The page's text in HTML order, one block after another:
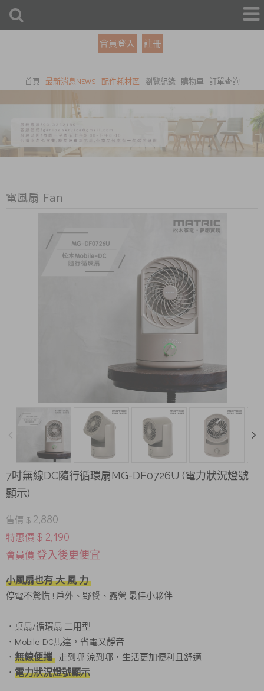
會員登入 註冊
首頁 最新消息NEWS 配件耗材區 瀏覽紀錄 購物車 訂單查詢
電風扇 Fan
7吋無線DC隨行循環扇MG-DF0726U (電力狀況燈號
顯示)
售價 $ 2,880
特惠價 $ 2,190
會員價 登入後更便宜
小風扇也有 大 風 力
停電不驚慌 ! 戶外、野餐、露營 最佳小夥伴
．桌扇/循環扇 二用型
．Mobile-DC馬達，省電又靜音
． 無線便攜 走到哪 涼到哪，生活更加便利且舒適
． 電力狀況燈號顯示